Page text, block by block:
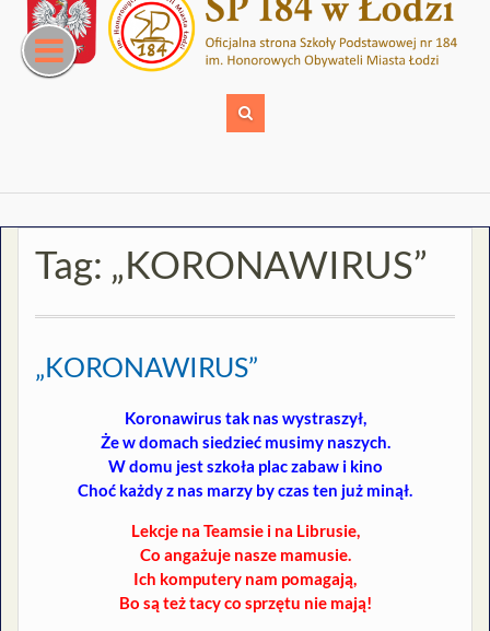
content
Tag: „KORONAWIRUS”
„KORONAWIRUS”
Koronawirus tak nas wystraszył,
Że w domach siedzieć musimy naszych.
W domu jest szkoła plac zabaw i kino
Choć każdy z nas marzy by czas ten już minął.
Lekcje na Teamsie i na Librusie,
Co angażuje nasze mamusie.
Ich komputery nam pomagają,
Bo są też tacy co sprzętu nie mają!